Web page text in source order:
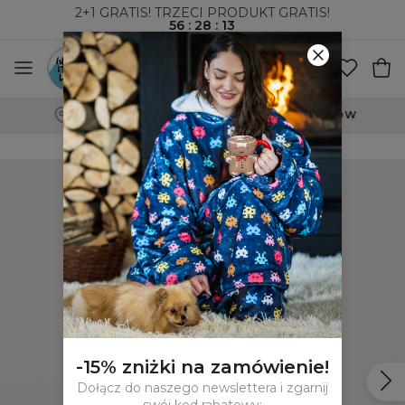
2+1 GRATIS! TRZECI PRODUKT GRATIS!
56: 28 : 13
WYSYŁKA ZA POBRANIEM I DO PACZKOMATÓW
-15% zniżki na zamówienie!
Dołącz do naszego newslettera i zgarnij